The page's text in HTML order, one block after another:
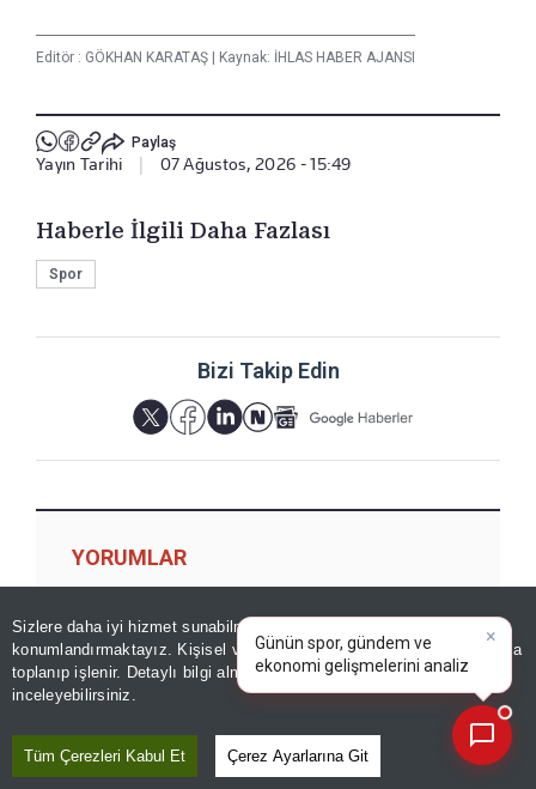
Sizlere daha iyi hizmet sunabilmek adına sitemizde
konumlandırmaktayız. Kişisel verileriniz, KVKK ve GDPR kapsamında
toplanıp işlenir. Detaylı bilgi almak içinAydınlatma Metnimizi
inceleyebilirsiniz.
Tüm Çerezleri Kabul Et Çerez Ayarlarına Git
Editör : GÖKHAN KARATAŞ | Kaynak: İHLAS HABER AJANSI
Paylaş
Yayın Tarihi 07 Ağustos, 2026 - 15:49
Haberle İlgili Daha Fazlası
Spor
Bizi Takip Edin
YORUMLAR
Yorum için giriş yapın
×
Günün spor, gündem ve
ekonomi gelişmelerini analiz
edin!|